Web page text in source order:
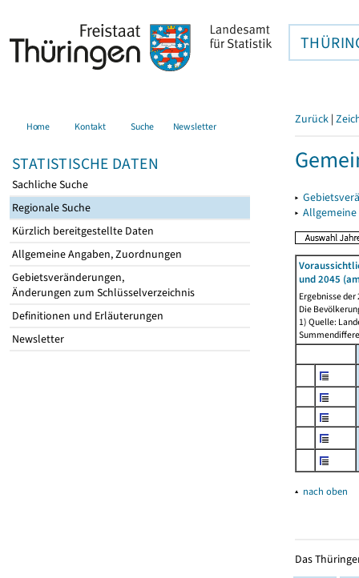
Home Kontakt Suche Newsletter
STATISTISCHE DATEN
Sachliche Suche
Regionale Suche
Kürzlich bereitgestellte Daten
Allgemeine Angaben, Zuordnungen
Gebietsveränderungen,
Änderungen zum Schlüsselverzeichnis
Definitionen und Erläuterungen
Newsletter
Zurück |
▸
▸
und 2045
Ergebnisse
Die
1) Quelle:
▴ nach oben
Das